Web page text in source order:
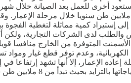
أخرى للعمل بعد الصيانة خلال
عليه، ويعتبر من القطاعات الرابحة والرائجة والمتقدمة. وقد تحتاج
طن يوميا، وبالتالي تضطر الدولة إلى
لدى الشركات التجارية، ولكن
المتوفرة من الخارج
إلى إرتفاع سعر الطاقة الكهربائية، وعدم
تبدأ بعد مرحلة إعادة الإعمار، إلا
في 2025، حتى 15 مليون طن عام 2035.